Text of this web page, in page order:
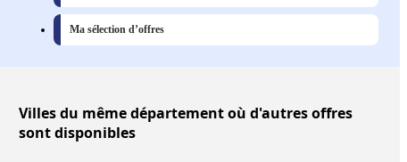
Ma sélection d’offres
Villesdu même département où d'autres offres
sont disponibles